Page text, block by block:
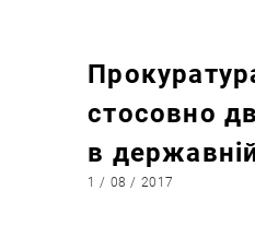
стосовно
в
1 / 08 / 2017